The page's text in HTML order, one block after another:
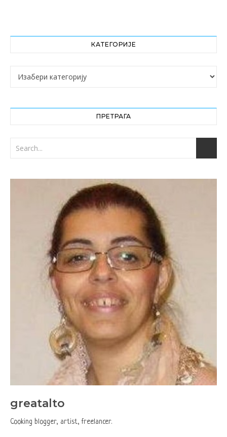
КАТЕГОРИЈЕ
Категорије
ПРЕТРАГА
greatalto
Cooking blogger, artist, freelancer.